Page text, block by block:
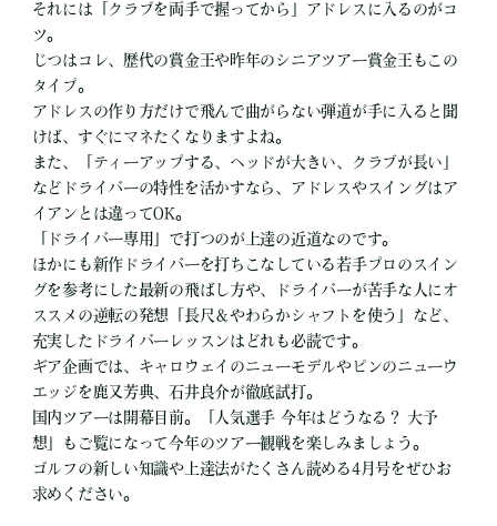
それには「クラブを両手で握ってから」アドレスに入るのがコ
ツ。
じつはコレ、歴代の賞金王や昨年のシニアツアー賞金王もこの
タイプ。
アドレスの作り方だけで飛んで曲がらない弾道が手に入ると聞
けば、すぐにマネたくなりますよね。
また、「ティーアップする、ヘッドが大きい、クラブが長い」
などドライバーの特性を活かすなら、アドレスやスイングはア
イアンとは違ってOK。
「ドライバー専用」で打つのが上達の近道なのです。
ほかにも新作ドライバーを打ちこなしている若手プロのスイン
グを参考にした最新の飛ばし方や、ドライバーが苦手な人にオ
ススメの逆転の発想「長尺＆やわらかシャフトを使う」など、
充実したドライバーレッスンはどれも必読です。
ギア企画では、キャロウェイのニューモデルやピンのニューウ
エッジを鹿又芳典、石井良介が徹底試打。
国内ツアーは開幕目前。「人気選手 今年はどうなる？ 大予
想」もご覧になって今年のツアー観戦を楽しみましょう。
ゴルフの新しい知識や上達法がたくさん読める4月号をぜひお
求めください。